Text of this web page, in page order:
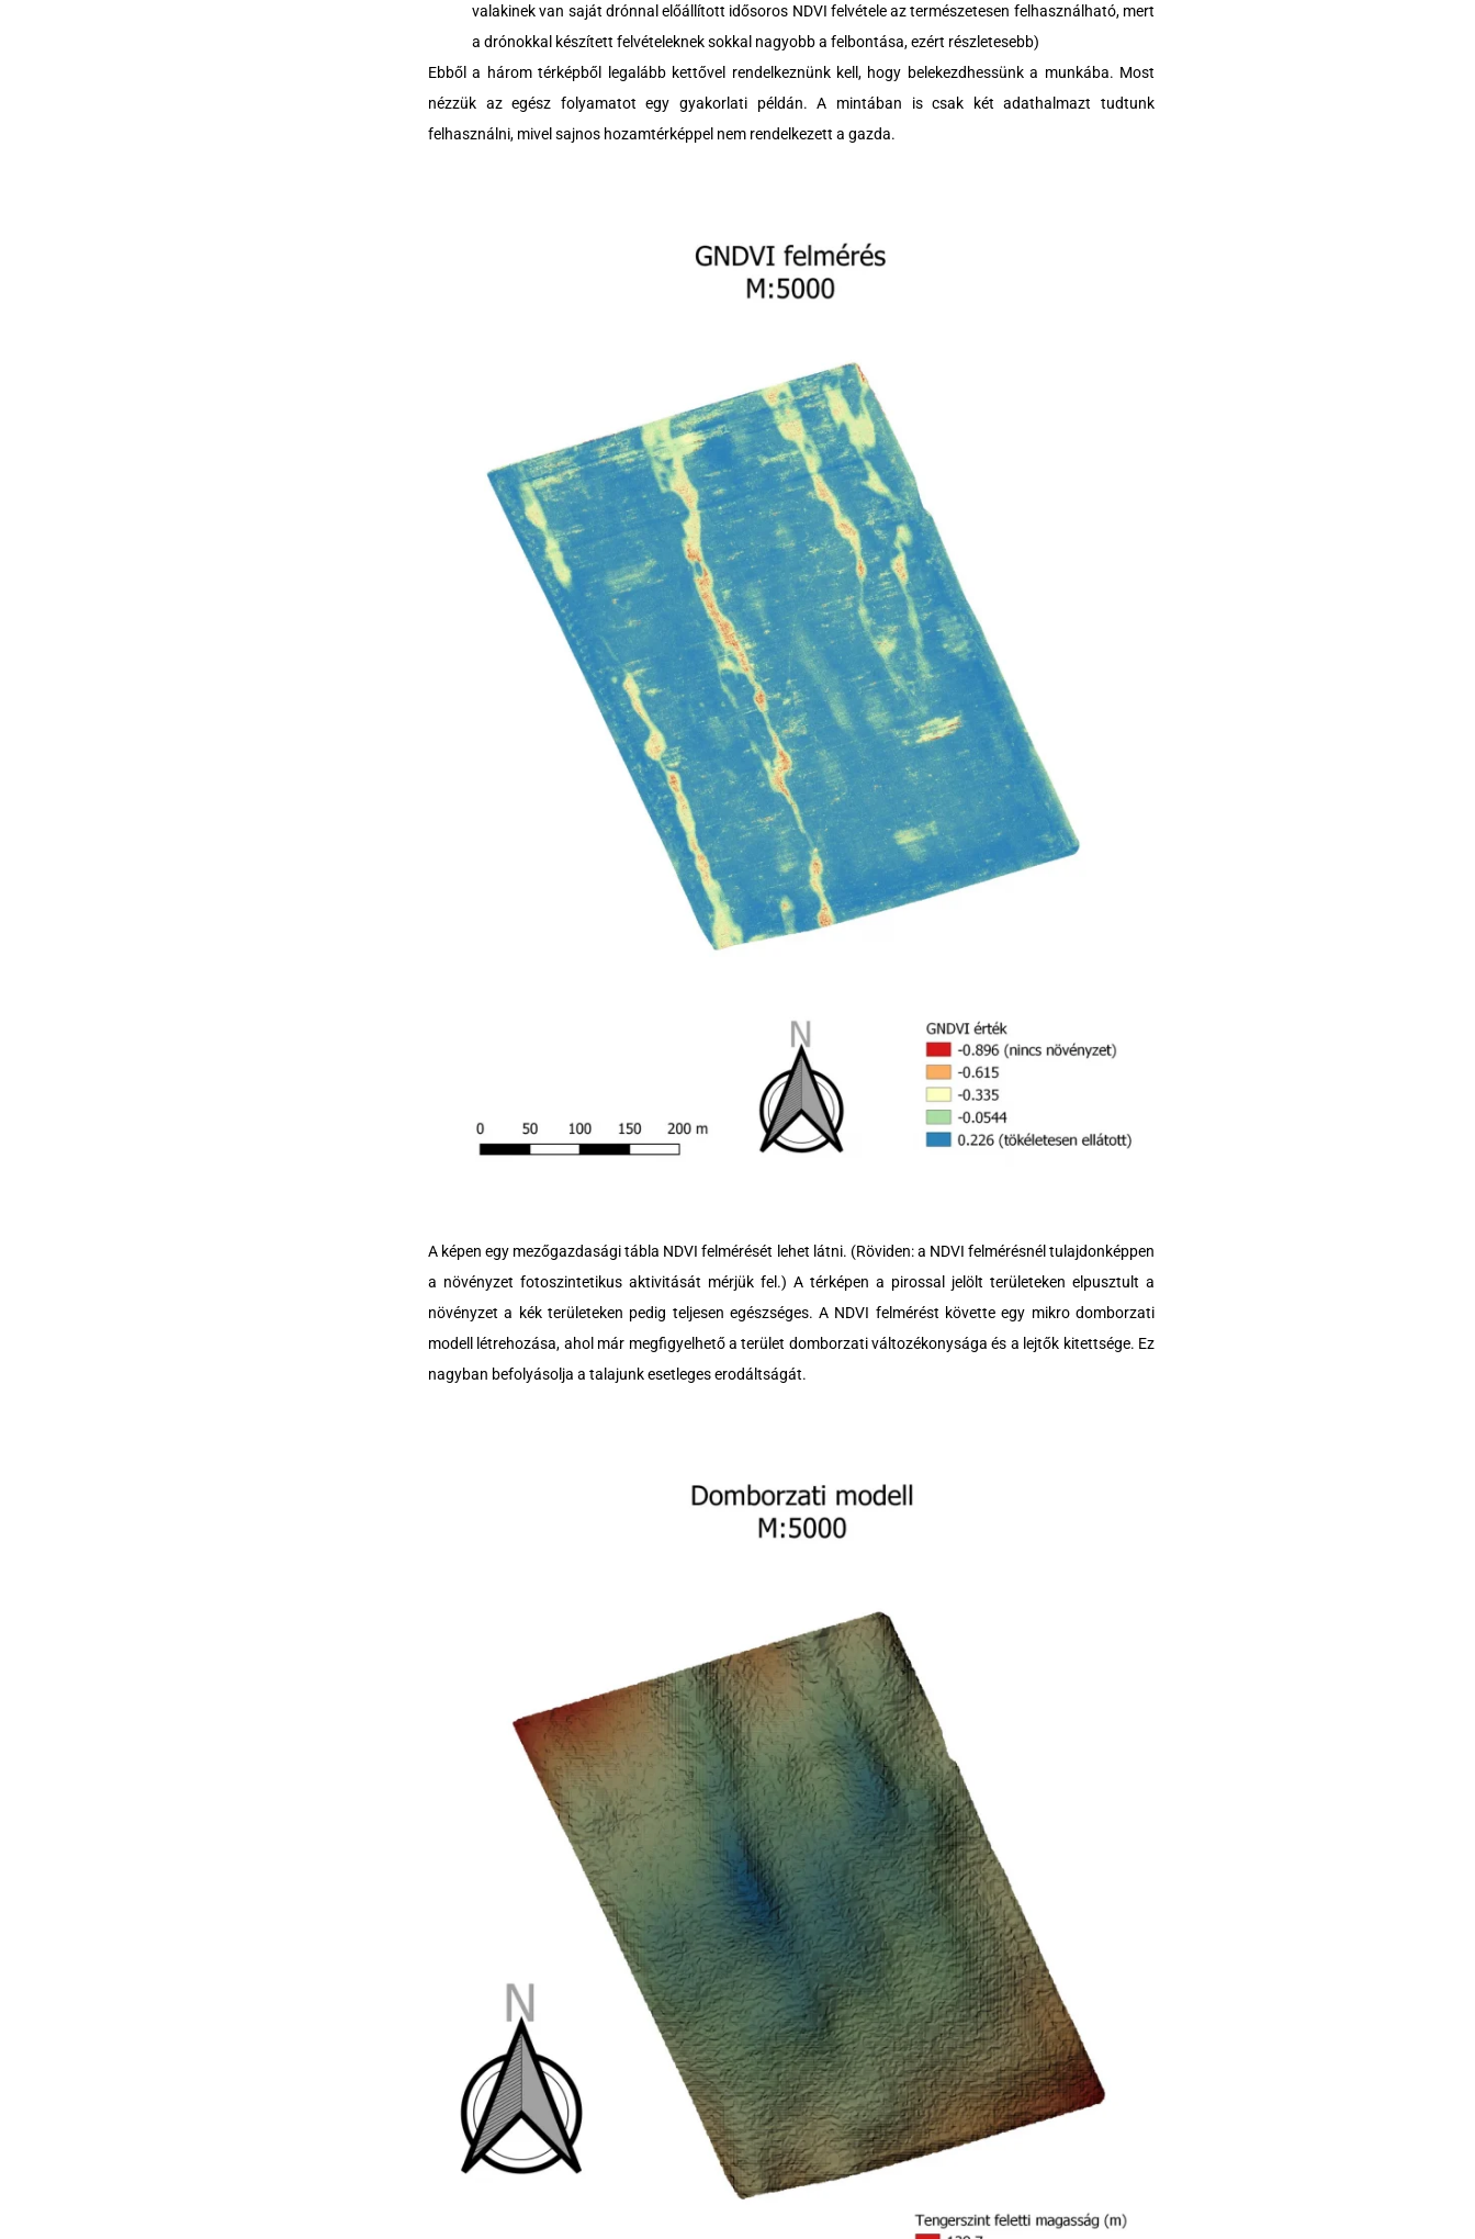
valakinek van saját drónnal előállított idősoros NDVI felvétele az természetesen felhasználható, mert
a drónokkal készített felvételeknek sokkal nagyobb a felbontása, ezért részletesebb)
Ebből a három térképből legalább kettővel rendelkeznünk kell, hogy belekezdhessünk a munkába. Most
nézzük az egész folyamatot egy gyakorlati példán. A mintában is csak két adathalmazt tudtunk
felhasználni, mivel sajnos hozamtérképpel nem rendelkezett a gazda.
A képen egy mezőgazdasági tábla NDVI felmérését lehet látni. (Röviden: a NDVI felmérésnél tulajdonképpen
a növényzet fotoszintetikus aktivitását mérjük fel.) A térképen a pirossal jelölt területeken elpusztult a
növényzet a kék területeken pedig teljesen egészséges. A NDVI felmérést követte egy mikro domborzati
modell létrehozása, ahol már megfigyelhető a terület domborzati változékonysága és a lejtők kitettsége. Ez
nagyban befolyásolja a talajunk esetleges erodáltságát.